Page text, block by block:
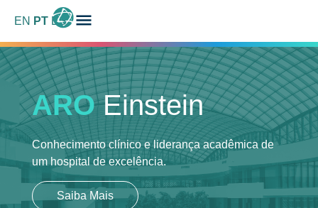
EN PT ES
ARO Einstein
Conhecimento clínico e liderança acadêmica de
um hospital de excelência.
Saiba Mais